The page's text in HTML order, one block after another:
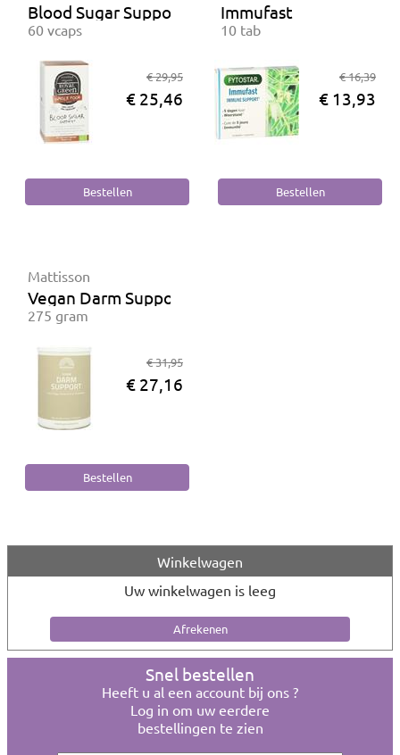
Blood Sugar Support BIO
60 vcaps
€ 29,95
€ 25,46
Immufast
10 tab
€ 16,39
€ 13,93
Mattisson
Vegan Darm Support
275 gram
€ 31,95
€ 27,16
Winkelwagen
Uw winkelwagen is leeg
Snel bestellen
Heeft u al een account bij ons ?
Log in om uw eerdere
bestellingen te zien